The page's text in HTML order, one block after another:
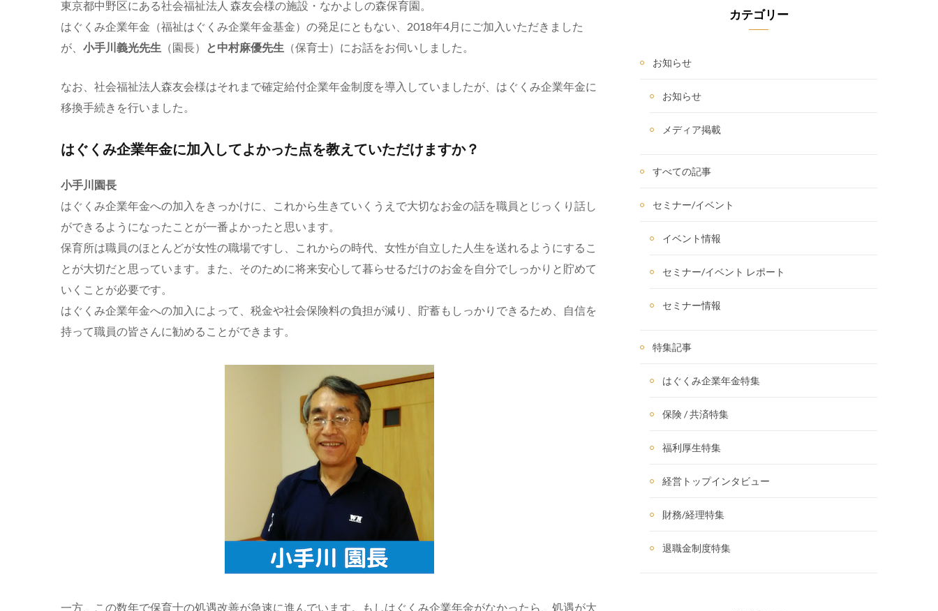
東京都中野区にある社会福祉法人 森友会様の施設・なかよしの森保育園。
はぐくみ企業年金（福祉はぐくみ企業年金基金）の発足にともない、2018年4月にご加入いただきました
が、 小手川義光先生 （園長） と中村麻優先生 （保育士）にお話をお伺いしました。
なお、社会福祉法人森友会様はそれまで確定給付企業年金制度を導入していましたが、はぐくみ企業年金に
移換手続きを行いました。
はぐくみ企業年金に加入してよかった点を教えていただけますか？
小手川園長
はぐくみ企業年金への加入をきっかけに、これから生きていくうえで大切なお金の話を職員とじっくり話し
ができるようになったことが一番よかったと思います。
保育所は職員のほとんどが女性の職場ですし、これからの時代、女性が自立した人生を送れるようにするこ
とが大切だと思っています。また、そのために将来安心して暮らせるだけのお金を自分でしっかりと貯めて
いくことが必要です。
はぐくみ企業年金への加入によって、税金や社会保険料の負担が減り、貯蓄もしっかりできるため、自信を
持って職員の皆さんに勧めることができます。
一方、この数年で保育士の処遇改善が急速に進んでいます。もしはぐくみ企業年金がなかったら、処遇が大
カテゴリー
お知らせ
お知らせ
メディア掲載
すべての記事
セミナー/イベント
イベント情報
セミナー/イベント レポート
セミナー情報
特集記事
はぐくみ企業年金特集
保険 / 共済特集
福利厚生特集
経営トップインタビュー
財務/経理特集
退職金制度特集